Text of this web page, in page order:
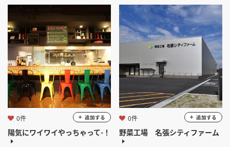
陽気にワイワイやっちゃって-！
0件 追加する
野菜工場 名張シティファーム
0件 追加する